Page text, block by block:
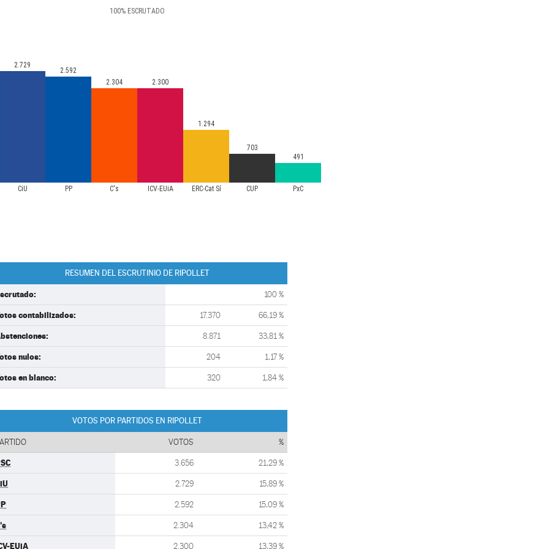
100% ESCRUTADO
CiU PP C's ICV-EUiA ERC-Cat Sí CUP PxC
2.729
2.592
2.304
2.300
1.294
703
491
RESUMEN DEL ESCRUTINIO DE RIPOLLET
100 %
contabilizados: 17.370 66,19 %
8.871 33,81 %
nulos: 204 1,17 %
en blanco: 320 1,84 %
VOTOS POR PARTIDOS EN RIPOLLET
VOTOS %
3.656 21,29 %
2.729 15,89 %
2.592 15,09 %
2.304 13,42 %
EUiA 2.300 13,39 %